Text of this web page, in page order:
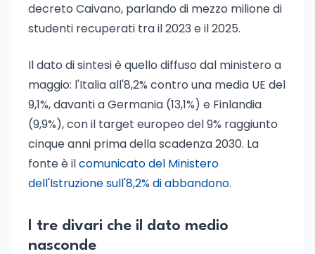
decreto Caivano, parlando di mezzo milione di
studenti recuperati tra il 2023 e il 2025.
Il dato di sintesi è quello diffuso dal ministero a
maggio: l'Italia all'8,2% contro una media UE del
9,1%, davanti a Germania (13,1%) e Finlandia
(9,9%), con il target europeo del 9% raggiunto
cinque anni prima della scadenza 2030. La
fonte è ilcomunicato del Ministero
dell'Istruzione sull'8,2% di abbandono.
I tre divari che il dato medio
nasconde